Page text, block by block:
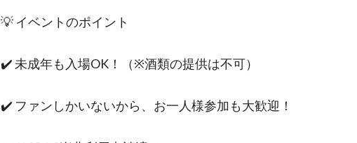
💡 イベントのポイント
✔️ 未成年も入場OK！（※酒類の提供は不可）
✔️ ファンしかいないから、お一人様参加も大歓迎！